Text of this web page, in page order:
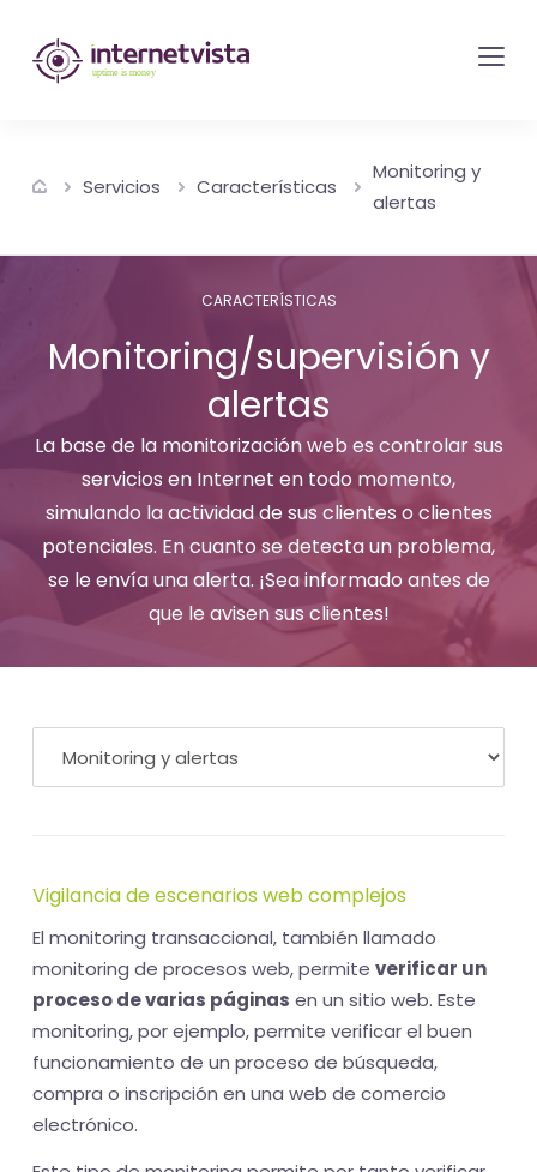
Monitorización
de
control
sitio
de
servicios
Internet
-
El
tiempo
(activo)
oro
Servicios Características
Monitoring y
alertas
CARACTERÍSTICAS
Monitoring/supervisión y
alertas
La base de la monitorización web es controlar sus
servicios en Internet en todo momento,
simulando la actividad de sus clientes o clientes
potenciales. En cuanto se detecta un problema,
se le envía una alerta. ¡Sea informado antes de
que le avisen sus clientes!
Vigilancia de escenarios web complejos
El monitoring transaccional, también llamado
monitoring de procesos web, permite verificar un
proceso de varias páginas en un sitio web. Este
monitoring, por ejemplo, permite verificar el buen
funcionamiento de un proceso de búsqueda,
compra o inscripción en una web de comercio
electrónico.